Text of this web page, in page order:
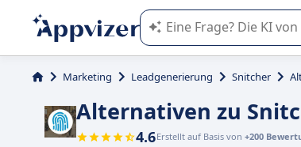
Die KI von Appvizer führt
Marketing Leadgenerierung Snitcher
Alternativen zu
4.6Erstellt auf Basis von +200